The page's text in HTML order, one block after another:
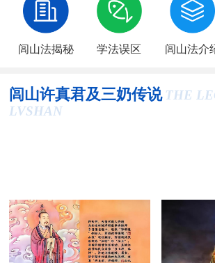
闾山法揭秘 学法误区 闾山法介
闾山许真君及三奶传说 THE
LVSHAN